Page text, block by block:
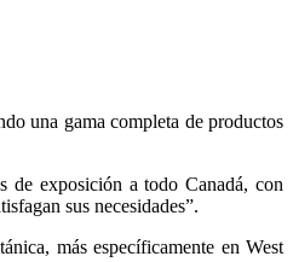
una gama completa de productos
de exposición a todo Canadá, con
sus necesidades”.
más específicamente en West